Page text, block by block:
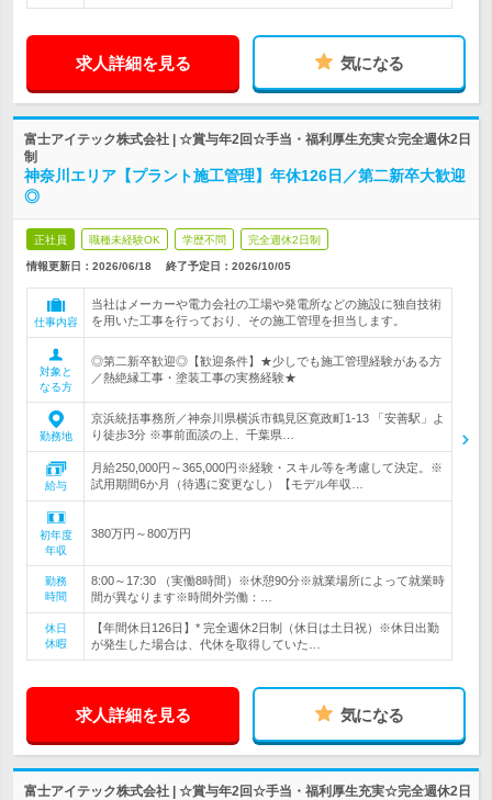
求人詳細を見る 気になる
富士アイテック株式会社 | ☆賞与年2回☆手当・福利厚生充実☆完全週休2日
制
神奈川エリア【プラント施工管理】年休126日／第二新卒大歓迎
◎
正社員 職種未経験OK 学歴不問 完全週休2日制
情報更新日：2026/06/18 終了予定日： 2026/10/05
仕事内容
当社はメーカーや電力会社の工場や発電所などの施設に独自技術
を用いた工事を行っており、その施工管理を担当します。
対象と
なる方
◎第二新卒歓迎◎【歓迎条件】★少しでも施工管理経験がある方
／熱絶縁工事・塗装工事の実務経験★
勤務地
京浜統括事務所／神奈川県横浜市鶴見区寛政町1-13 「安善駅」よ
り徒歩3分 ※事前面談の上、千葉県…
給与
月給250,000円～365,000円※経験・スキル等を考慮して決定。※
試用期間6か月（待遇に変更なし）【モデル年収…
初年度
年収
380万円～800万円
勤務
時間
8:00～17:30 （実働8時間）※休憩90分※就業場所によって就業時
間が異なります※時間外労働：…
休日
休暇
【年間休日126日】* 完全週休2日制（休日は土日祝）※休日出勤
が発生した場合は、代休を取得していた…
求人詳細を見る 気になる
富士アイテック株式会社 | ☆賞与年2回☆手当・福利厚生充実☆完全週休2日